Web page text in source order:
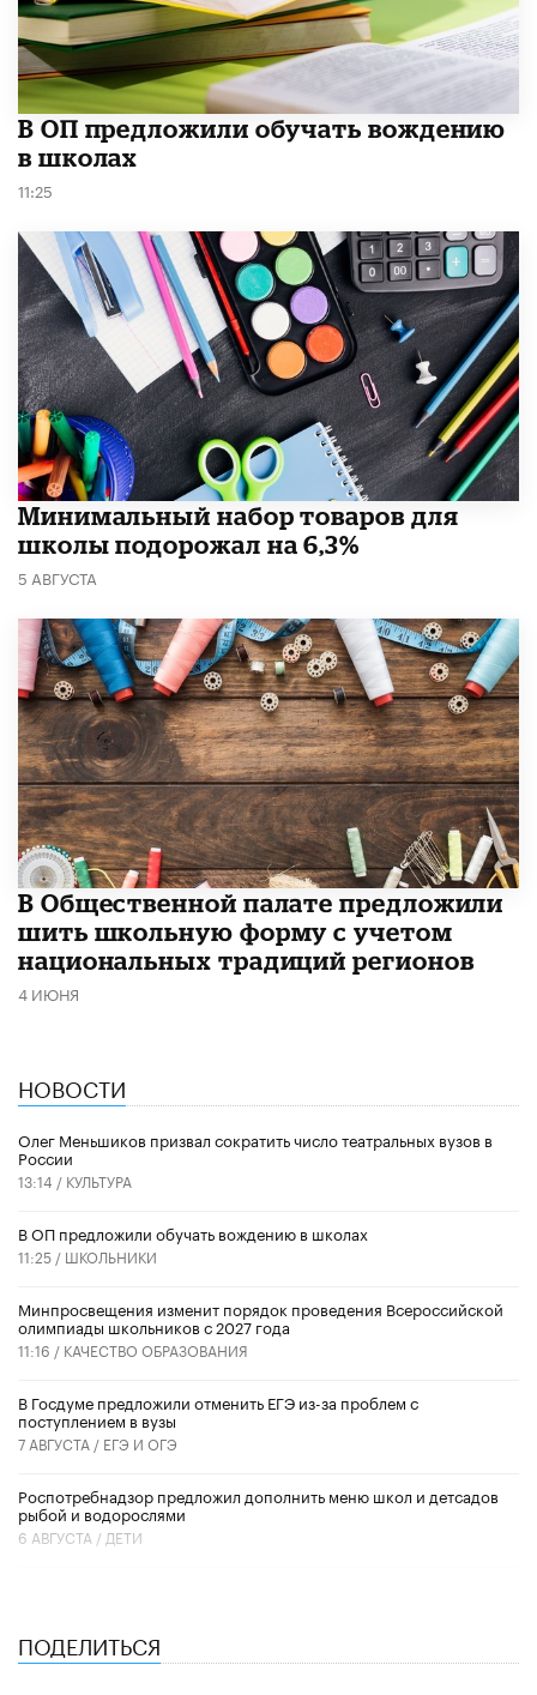
В ОП предложили обучать вождению
в школах
11:25
Минимальный набор товаров для
школы подорожал на 6,3%
5 АВГУСТА
В Общественной палате предложили
шить школьную форму с учетом
национальных традиций регионов
4 ИЮНЯ
НОВОСТИ
Олег Меньшиков призвал сократить число театральных вузов в
России
13:14 / КУЛЬТУРА
В ОП предложили обучать вождению в школах
11:25 / ШКОЛЬНИКИ
Минпросвещения изменит порядок проведения Всероссийской
олимпиады школьников с 2027 года
11:16 / КАЧЕСТВО ОБРАЗОВАНИЯ
В Госдуме предложили отменить ЕГЭ из-за проблем с
поступлением в вузы
7 АВГУСТА / ЕГЭ И ОГЭ
Роспотребнадзор предложил дополнить меню школ и детсадов
рыбой и водорослями
6 АВГУСТА / ДЕТИ
ПОДЕЛИТЬСЯ